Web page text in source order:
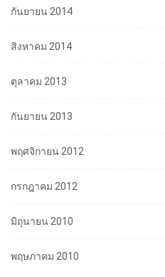
กันยายน 2014
สิงหาคม 2014
ตุลาคม 2013
กันยายน 2013
พฤศจิกายน 2012
กรกฎาคม 2012
มิถุนายน 2010
พฤษภาคม 2010